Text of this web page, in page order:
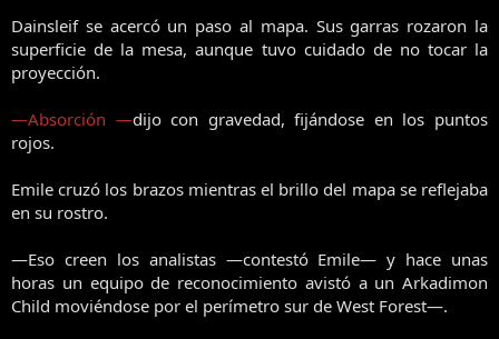
Dainsleif se acercó un paso al mapa. Sus garras rozaron la
superficie de la mesa, aunque tuvo cuidado de no tocar la
proyección.
—Absorción —dijo con gravedad, fijándose en los puntos
rojos.
Emile cruzó los brazos mientras el brillo del mapa se reflejaba
en su rostro.
—Eso creen los analistas —contestó Emile— y hace unas
horas un equipo de reconocimiento avistó a un Arkadimon
Child moviéndose por el perímetro sur de West Forest—.